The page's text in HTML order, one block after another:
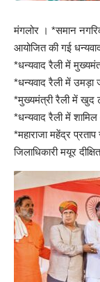
मंगलोर । *समान
आयोजित की गई
*धन्यवाद रैली में
*धन्यवाद रैली में
*मुख्यमंत्री रैली में खुद
*धन्यवाद रैली में
*महाराजा महेंद्र
जिलाधिकारी मयूर